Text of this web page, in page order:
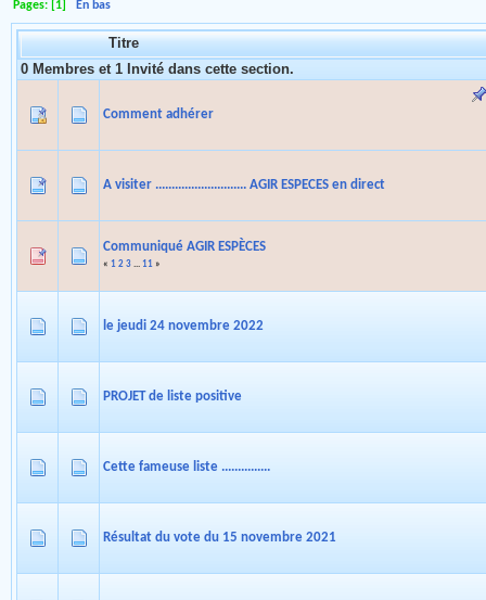
Pages: [1]En bas
Titre
0 Membres et 1 Invité dans cette section.
Comment adhérer
A visiter ............................ AGIR ESPECES en direct
Communiqué AGIR ESPÈCES
« 1 2 3 ... 11 »
le jeudi 24 novembre 2022
PROJET de liste positive
Cette fameuse liste ...............
Résultat du vote du 15 novembre 2021